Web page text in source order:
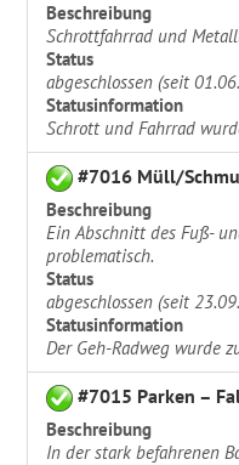
Beschreibung
Schrottfahrrad und
Status
abgeschlossen (seit
Statusinformation
Schrott und Fahrrad
#7016 Müll/
Beschreibung
Ein Abschnitt des Fuß-
problematisch.
Status
abgeschlossen (seit
Statusinformation
Der Geh-Radweg wurde
#7015 Parken –
Beschreibung
In der stark befahrenen